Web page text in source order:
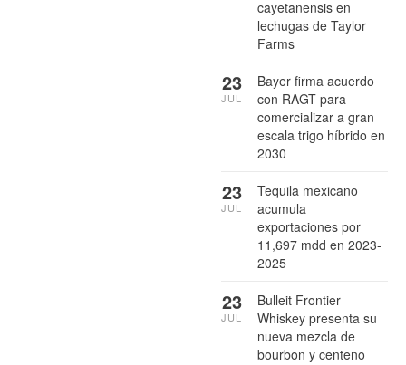
cayetanensis en
lechugas de Taylor
Farms
Bayer firma acuerdo
con RAGT para
comercializar a gran
escala trigo híbrido en
2030
23
JUL
Tequila mexicano
acumula
exportaciones por
11,697 mdd en 2023-
2025
23
JUL
Bulleit Frontier
Whiskey presenta su
nueva mezcla de
bourbon y centeno
23
JUL